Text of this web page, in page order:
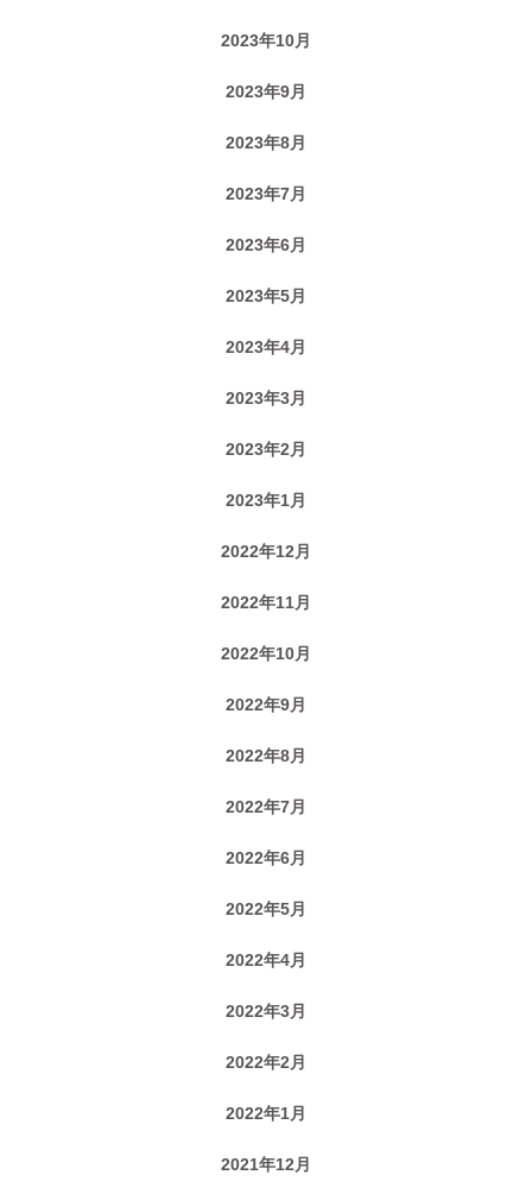
2023年10月
2023年9月
2023年8月
2023年7月
2023年6月
2023年5月
2023年4月
2023年3月
2023年2月
2023年1月
2022年12月
2022年11月
2022年10月
2022年9月
2022年8月
2022年7月
2022年6月
2022年5月
2022年4月
2022年3月
2022年2月
2022年1月
2021年12月